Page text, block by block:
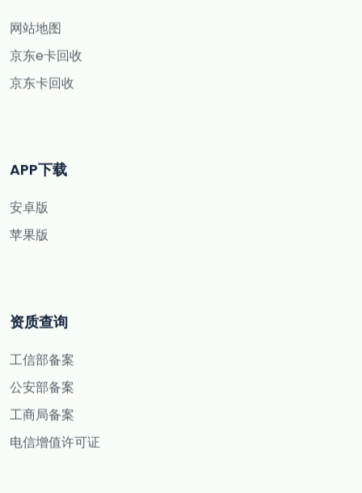
网站地图
京东e卡回收
京东卡回收
APP下载
安卓版
苹果版
资质查询
工信部备案
公安部备案
工商局备案
电信增值许可证